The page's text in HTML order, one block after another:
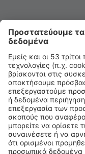
Μας
Προσπαθήστε να